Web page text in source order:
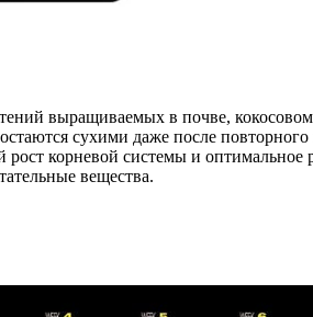
выращиваемых в почве,
сухими даже после
корневой системы и
вещества.